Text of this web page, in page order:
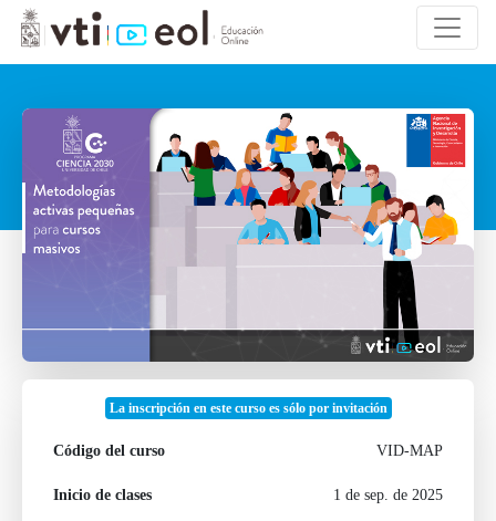
La inscripción en este curso es sólo por invitación
Código del curso VID-MAP
Inicio de clases 1 de sep. de 2025